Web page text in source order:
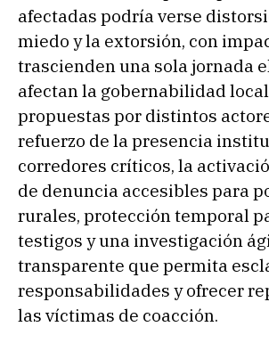
afectadas podría verse
miedo y la extorsión, con
trascienden una sola jornada
afectan la gobernabilidad
propuestas por distintos
refuerzo de la presencia
corredores críticos, la
de denuncia accesibles para
rurales, protección temporal
testigos y una investigación
transparente que permita
responsabilidades y ofrecer
las víctimas de coacción.